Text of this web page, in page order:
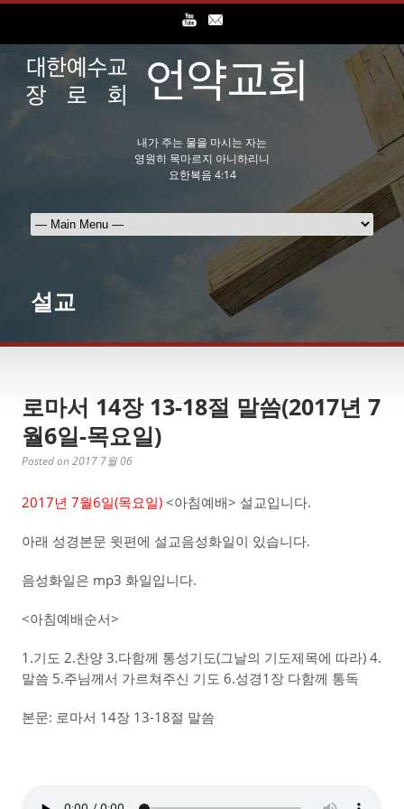
내가 주는 물을 마시는 자는
영원히 목마르지 아니하리니
요한복음 4:14
설교
로마서 14장 13-18절 말씀(2017년 7
월6일-목요일)
Posted on 2017 7월 06
2017년 7월6일(목요일) <아침예배> 설교입니다.
아래 성경본문 윗편에 설교음성화일이 있습니다.
음성화일은 mp3 화일입니다.
<아침예배순서>
1.기도 2.찬양 3.다함께 통성기도(그날의 기도제목에 따라) 4.
말씀 5.주님께서 가르쳐주신 기도 6.성경1장 다함께 통독
본문: 로마서 14장 13-18절 말씀